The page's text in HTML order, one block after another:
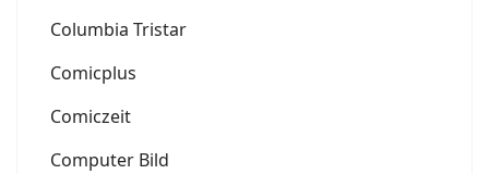
Columbia Tristar
Comicplus
Comiczeit
Computer Bild